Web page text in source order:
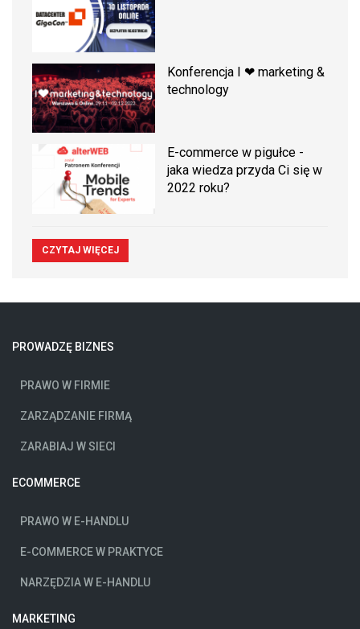
Konferencja I ❤ marketing &
technology
E-commerce w pigułce -
jaka wiedza przyda Ci się w
2022 roku?
CZYTAJ WIĘCEJ
PROWADZĘ BIZNES
PRAWO W FIRMIE
ZARZĄDZANIE FIRMĄ
ZARABIAJ W SIECI
ECOMMERCE
PRAWO W E-HANDLU
E-COMMERCE W PRAKTYCE
NARZĘDZIA W E-HANDLU
MARKETING